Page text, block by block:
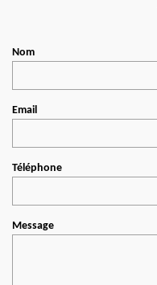
Nom
Email
Téléphone
Message